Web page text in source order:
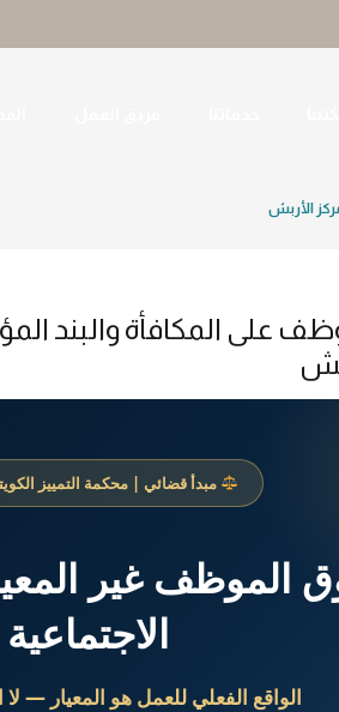
الأربش
على المكافأة والبند
مبدأ قضائي | محكمة التمييز
الموظف غير
الواقع الفعلي للعمل هو المعيار —